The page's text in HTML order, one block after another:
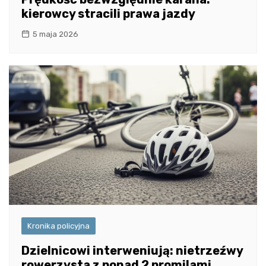
kierowcy stracili prawa jazdy
5 maja 2026
Kronika policyjna
Dzielnicowi interweniują: nietrzeźwy